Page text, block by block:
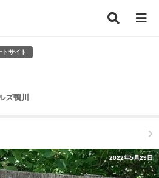
トサイト
ズ鴨川
2022年5月29日